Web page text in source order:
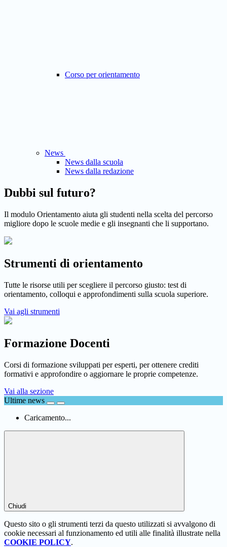
Corso per orientamento
News
News dalla scuola
News dalla redazione
Dubbi sul futuro?
Il modulo Orientamento aiuta gli studenti nella scelta del percorso
migliore dopo le scuole medie e gli insegnanti che li supportano.
Strumenti di orientamento
Tutte le risorse utili per scegliere il percorso giusto: test di
orientamento, colloqui e approfondimenti sulla scuola superiore.
Vai agli strumenti
Formazione Docenti
Corsi di formazione sviluppati per esperti, per ottenere crediti
formativi e approfondire o aggiornare le proprie competenze.
Vai alla sezione
Ultime news
Caricamento...
Chiudi
Questo sito o gli strumenti terzi da questo utilizzati si avvalgono di
cookie necessari al funzionamento ed utili alle finalità illustrate nella
COOKIE POLICY.